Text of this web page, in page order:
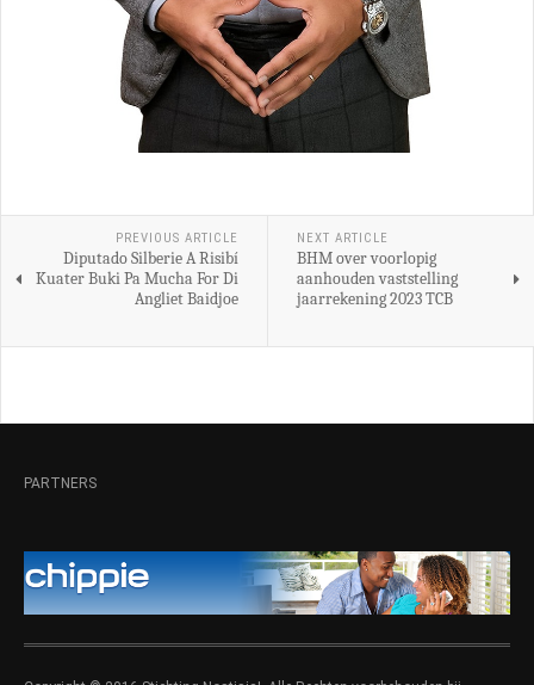
PREVIOUS ARTICLE
Diputado Silberie A Risibí
Kuater Buki Pa Mucha For Di
Angliet Baidjoe
NEXT ARTICLE
BHM over voorlopig
aanhouden vaststelling
jaarrekening 2023 TCB
PARTNERS